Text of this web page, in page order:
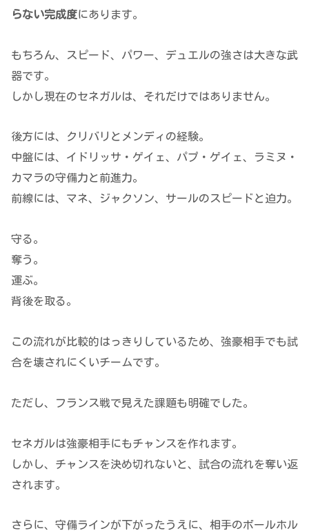
らない完成度にあります。
もちろん、スピード、パワー、デュエルの強さは大きな武
器です。
しかし現在のセネガルは、それだけではありません。
後方には、クリバリとメンディの経験。
中盤には、イドリッサ・ゲイェ、パプ・ゲイェ、ラミヌ・
カマラの守備力と前進力。
前線には、マネ、ジャクソン、サールのスピードと迫力。
守る。
奪う。
運ぶ。
背後を取る。
この流れが比較的はっきりしているため、強豪相手でも試
合を壊されにくいチームです。
ただし、フランス戦で見えた課題も明確でした。
セネガルは強豪相手にもチャンスを作れます。
しかし、チャンスを決め切れないと、試合の流れを奪い返
されます。
さらに、守備ラインが下がったうえに、相手のボールホル